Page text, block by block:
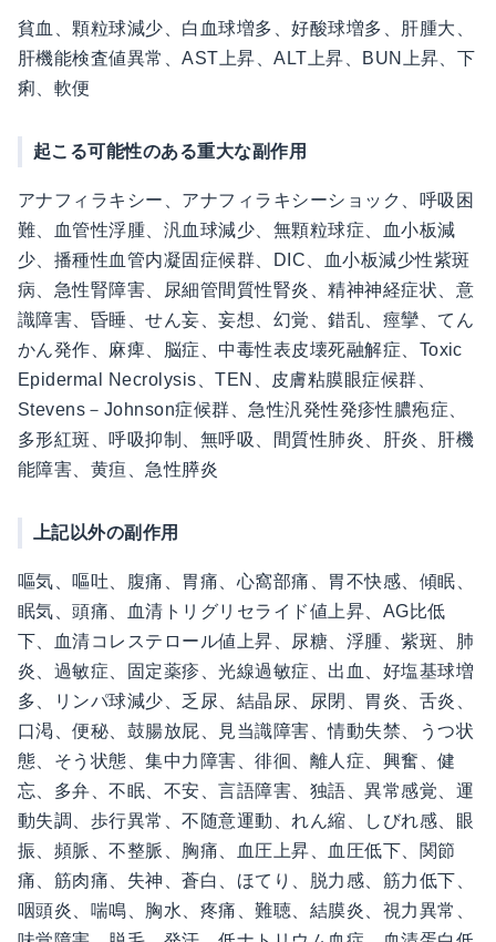
貧血、顆粒球減少、白血球増多、好酸球増多、肝腫大、
肝機能検査値異常、AST上昇、ALT上昇、BUN上昇、下
痢、軟便
起こる可能性のある重大な副作用
アナフィラキシー、アナフィラキシーショック、呼吸困
難、血管性浮腫、汎血球減少、無顆粒球症、血小板減
少、播種性血管内凝固症候群、DIC、血小板減少性紫斑
病、急性腎障害、尿細管間質性腎炎、精神神経症状、意
識障害、昏睡、せん妄、妄想、幻覚、錯乱、痙攣、てん
かん発作、麻痺、脳症、中毒性表皮壊死融解症、Toxic
Epidermal Necrolysis、TEN、皮膚粘膜眼症候群、
Stevens－Johnson症候群、急性汎発性発疹性膿疱症、
多形紅斑、呼吸抑制、無呼吸、間質性肺炎、肝炎、肝機
能障害、黄疸、急性膵炎
上記以外の副作用
嘔気、嘔吐、腹痛、胃痛、心窩部痛、胃不快感、傾眠、
眠気、頭痛、血清トリグリセライド値上昇、AG比低
下、血清コレステロール値上昇、尿糖、浮腫、紫斑、肺
炎、過敏症、固定薬疹、光線過敏症、出血、好塩基球増
多、リンパ球減少、乏尿、結晶尿、尿閉、胃炎、舌炎、
口渇、便秘、鼓腸放屁、見当識障害、情動失禁、うつ状
態、そう状態、集中力障害、徘徊、離人症、興奮、健
忘、多弁、不眠、不安、言語障害、独語、異常感覚、運
動失調、歩行異常、不随意運動、れん縮、しびれ感、眼
振、頻脈、不整脈、胸痛、血圧上昇、血圧低下、関節
痛、筋肉痛、失神、蒼白、ほてり、脱力感、筋力低下、
咽頭炎、喘鳴、胸水、疼痛、難聴、結膜炎、視力異常、